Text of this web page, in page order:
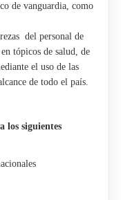
de vanguardia, como
del personal de
tópicos de salud, de
el uso de las
de todo el país.
los siguientes